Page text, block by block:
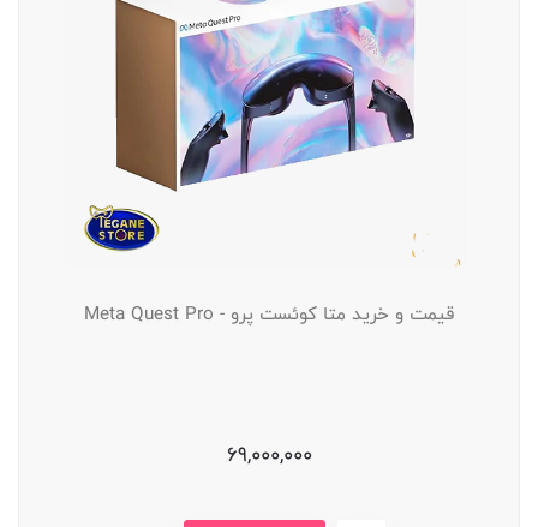
قیمت و خرید متا کوئست پرو - Meta Quest Pro
69,000,000